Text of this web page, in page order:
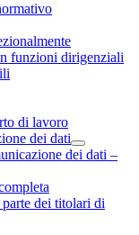
funzioni dirigenziali
di lavoro
dei dati
dei dati –
dei titolari di